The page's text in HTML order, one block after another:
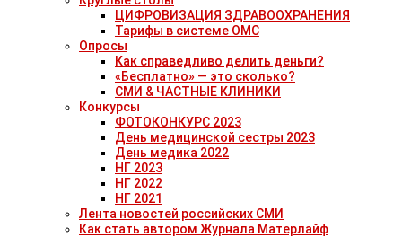
ЦИФРОВИЗАЦИЯ ЗДРАВООХРАНЕНИЯ
Тарифы в системе ОМС
Опросы
Как справедливо делить деньги?
«Бесплатно» — это сколько?
СМИ & ЧАСТНЫЕ КЛИНИКИ
Конкурсы
ФОТОКОНКУРС 2023
День медицинской сестры 2023
День медика 2022
НГ 2023
НГ 2022
НГ 2021
Лента новостей российских СМИ
Как стать автором Журнала Матерлайф